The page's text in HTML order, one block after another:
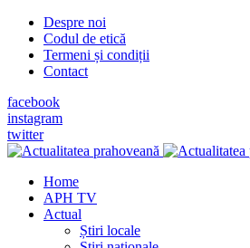
Despre noi
Codul de etică
Termeni și condiții
Contact
facebook
instagram
twitter
Home
APH TV
Actual
Știri locale